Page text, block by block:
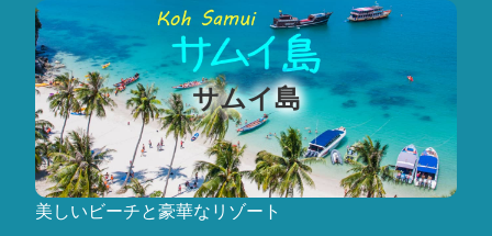
サムイ島
美しいビーチと豪華なリゾート